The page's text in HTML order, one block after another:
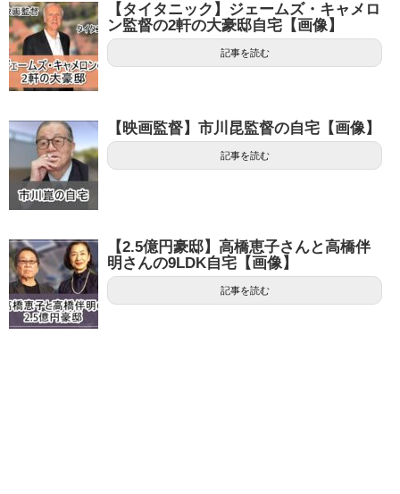
【タイタニック】ジェームズ・キャメロ
ン監督の2軒の大豪邸自宅【画像】
記事を読む
【映画監督】市川昆監督の自宅【画像】
記事を読む
【2.5億円豪邸】高橋恵子さんと高橋伴
明さんの9LDK自宅【画像】
記事を読む